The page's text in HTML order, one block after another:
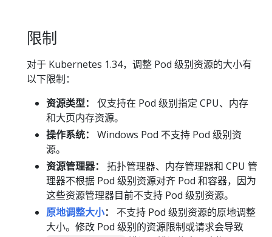
限制
对于 Kubernetes 1.34，调整 Pod 级别资源的大小有
以下限制：
资源类型：
仅支持在 Pod 级别指定 CPU、内存
和大页内存资源。
操作系统：
Windows Pod 不支持 Pod 级别资
源。
资源管理器：
拓扑管理器、内存管理器和 CPU 管
理器不根据 Pod 级别资源对齐 Pod 和容器，因为
这些资源管理器目前不支持 Pod 级别资源。
原地调整大小：
不支持 Pod 级别资源的原地调整
大小。修改 Pod 级别的资源限制或请求会导致